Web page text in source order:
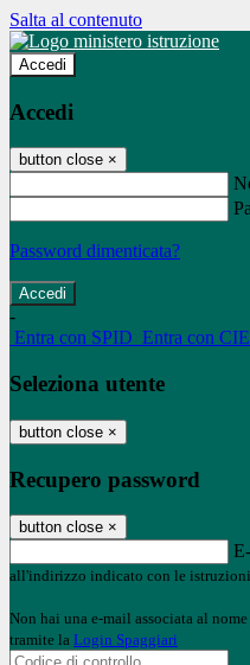
Salta al contenuto
Accedi
Accedi
button close ×
Password dimenticata?
-
Entra con SPID Entra con CIE
Seleziona utente
button close ×
Recupero password
button close ×
all'indirizzo indicato con le istruzioni
Non hai una e-mail associata al
tramite la Login Spaggiari